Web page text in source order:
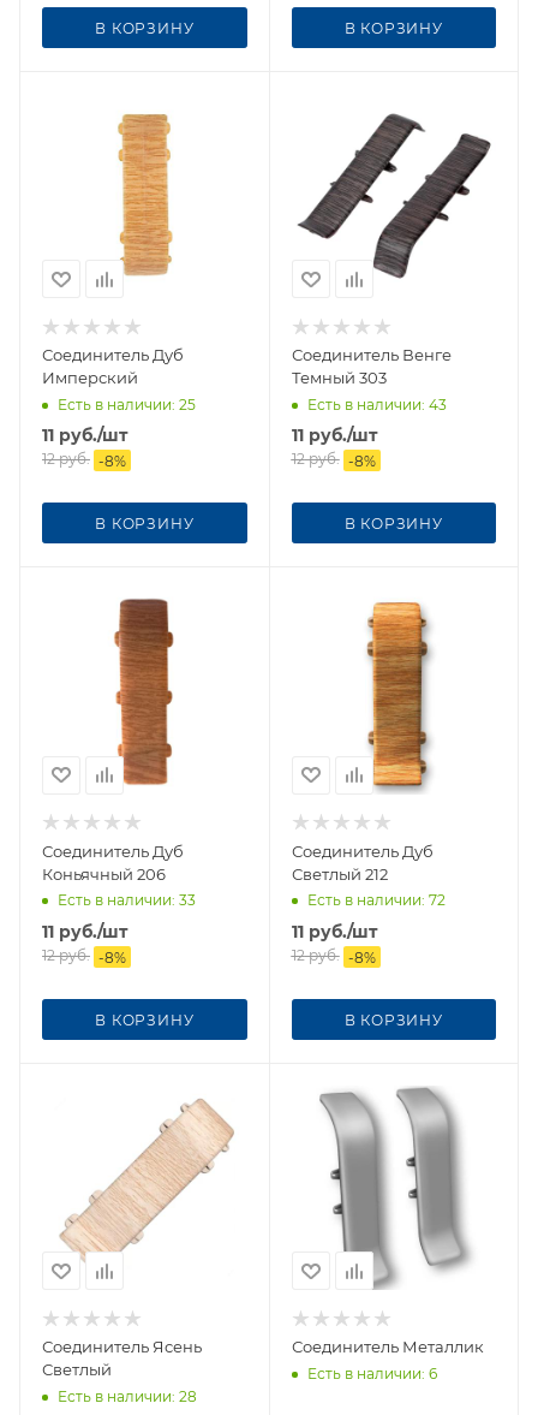
В КОРЗИНУ В КОРЗИНУ
Соединитель Дуб
Имперский
Есть в наличии: 25
11 руб./шт
12руб. -8%
В КОРЗИНУ
Соединитель Венге
Темный 303
Есть в наличии: 43
11руб./шт
12руб. -8%
В КОРЗИНУ
Соединитель Дуб
Коньячный 206
Есть в наличии: 33
11 руб./шт
12руб. -8%
В КОРЗИНУ
Соединитель Дуб
Светлый 212
Есть в наличии: 72
11руб./шт
12руб. -8%
В КОРЗИНУ
Соединитель Ясень
Светлый
Есть в наличии: 28
Соединитель Металлик
Есть в наличии: 6